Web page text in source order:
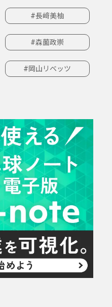
#長﨑美柚
#森薗政崇
#岡山リベッツ